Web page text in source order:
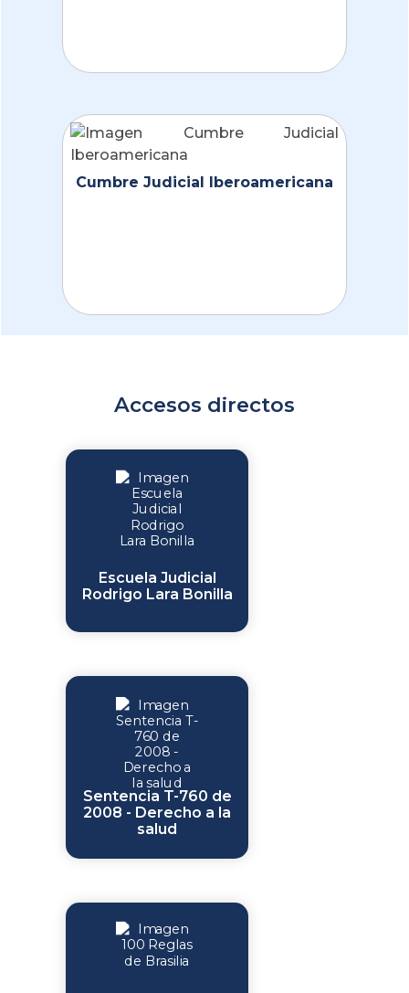
Cumbre Judicial Iberoamericana
Accesos directos
Escuela Judicial
Rodrigo Lara Bonilla
Sentencia T-760 de
2008 - Derecho a la
salud